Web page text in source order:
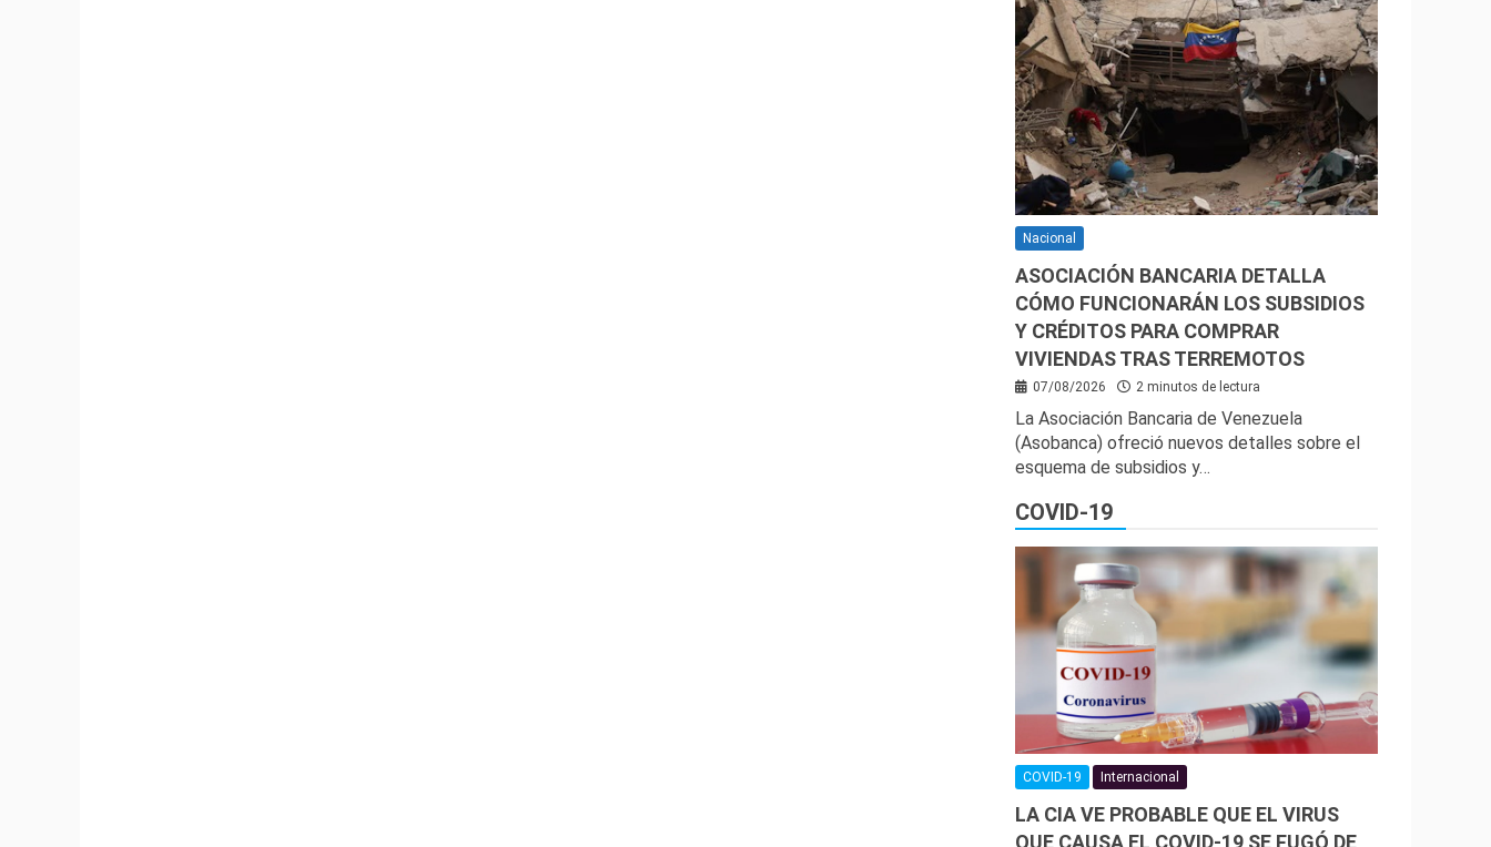
Nacional
ASOCIACIÓN BANCARIA DETALLA
CÓMO FUNCIONARÁN LOS SUBSIDIOS
Y CRÉDITOS PARA COMPRAR
VIVIENDAS TRAS TERREMOTOS
07/08/2026 2 minutos de lectura
La Asociación Bancaria de Venezuela
(Asobanca) ofreció nuevos detalles sobre el
esquema de subsidios y…
COVID-19
COVID-19 Internacional
LA CIA VE PROBABLE QUE EL VIRUS